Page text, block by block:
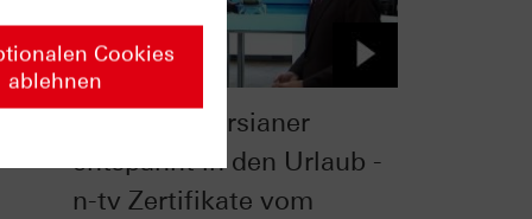
So gehen Börsianer
entspannt in den Urlaub -
n-tv Zertifikate vom
Cookies
ablehnen